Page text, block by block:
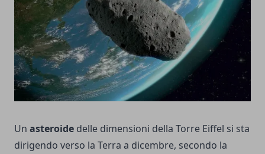
Un asteroide delle dimensioni della Torre Eiffel si sta
dirigendo verso la Terra a dicembre, secondo la